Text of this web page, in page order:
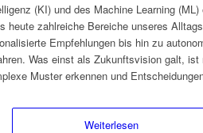
(KI) und des Machine Learning
heute zahlreiche Bereiche unseres
Empfehlungen bis hin zu
Was einst als Zukunftsvision galt,
Muster erkennen und
Weiterlesen